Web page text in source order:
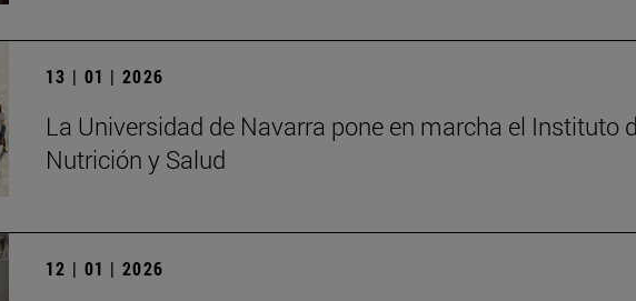
13 | 01 | 2026
La Universidad de Navarra pone en marcha el Instituto
Nutrición y Salud
12 | 01 | 2026